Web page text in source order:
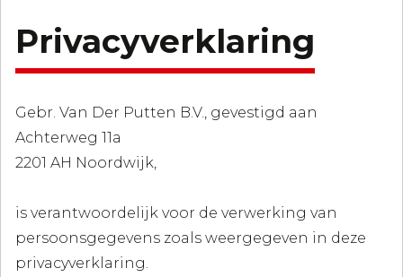
Privacyverklaring
Gebr. Van Der Putten B.V., gevestigd aan
Achterweg 11a
2201 AH Noordwijk,
is verantwoordelijk voor de verwerking van
persoonsgegevens zoals weergegeven in deze
privacyverklaring.